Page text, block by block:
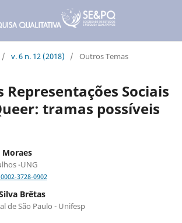
/ v. 6 n. 12 (2018) / Outros Temas
Representações Sociais
tramas possíveis
Moraes
-UNG
3728-0902
Brêtas
de São Paulo - Unifesp